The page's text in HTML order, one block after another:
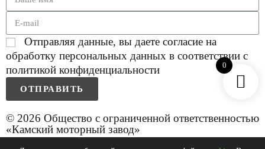
Отправляя данные, вы даете согласие на
обработку персональных данных в соответствии с
политикой конфиденциальности
ОТПРАВИТЬ
© 2026 Общество с ограниченной ответственностью
«Камский моторный завод»
0